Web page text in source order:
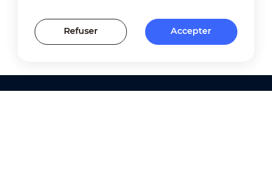
Refuser Accepter